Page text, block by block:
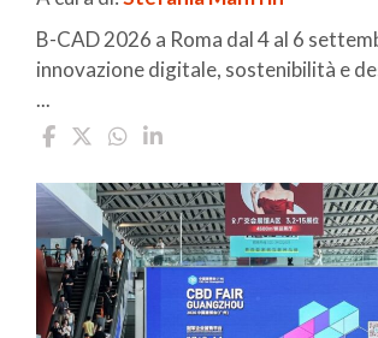
B-CAD 2026 a Roma dal 4 al 6
innovazione digitale, sostenibilità e
...